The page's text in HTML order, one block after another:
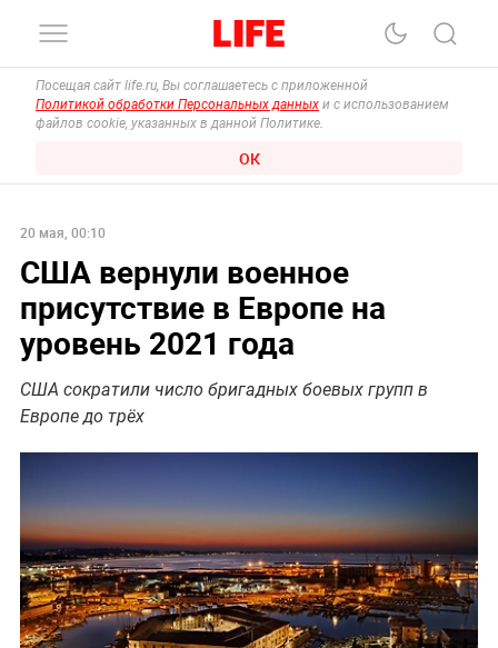
Посещая сайт life.ru, Вы соглашаетесь с приложенной
Политикой обработки Персональных данных и с использованием
файлов cookie, указанных в данной Политике.
ОК
20 мая, 00:10
США вернули военное
присутствие в Европе на
уровень 2021 года
США сократили число бригадных боевых групп в
Европе до трёх